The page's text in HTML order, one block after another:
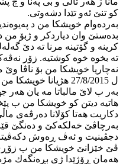
كو تنێ ئه‌و تێدا دشه‌وتی.
به‌رده‌وام خویشكا من د
بده‌ستێ وان دیاردكر و ژبۆ
كرینه‌ و گۆتینه‌ مرنا ته‌ دێ
ته‌ بخوه‌ خوه‌ كوشتیه‌. زۆر
نه‌چاریا خویشكا من بۆ ناڤا
ل 27/8/2015 هژیانا
به‌ر ب لاێ مالباتا مه‌ یان هه‌ر
هاتیه‌ دیتن كو خویشكا من ب
دكاریت هه‌تا كۆلانا ده‌رڤه‌ی
به‌رچاڤێ خه‌لكه‌كێ و ده‌نگێ
دجڤینیت و ئه‌ڤ ڕه‌وش
ڤێ خێزانێ خویشكا من ب
هه‌مان ڕۆژێدا ژی بڕه‌نگه‌ك